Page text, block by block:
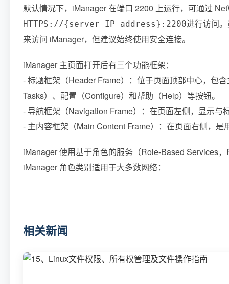
默认情况下，iManager 在端口 2200 上运行，可通过
HTTPS://{server IP address}:2200进行访问
来访问 iManager，但建议始终使用安全连接。
iManager 主页面打开后有三个功能框架：
- 标题框架（Header Frame）：位于页面顶部中心，包
Tasks）、配置（Configure）和帮助（Help）等按钮。
- 导航框架（Navigation Frame）：在页面左侧，显示与
- 主内容框架（Main Content Frame）：在页面右侧，
iManager 使用基于角色的服务（Role-Based Services
iManager 角色类别适用于大多数网络：
相关新闻